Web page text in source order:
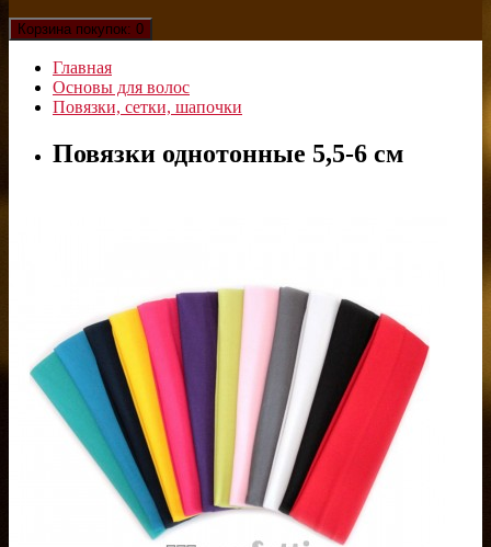
Корзина покупок: 0
Главная
Основы для волос
Повязки, сетки, шапочки
Повязки однотонные 5,5-6 см